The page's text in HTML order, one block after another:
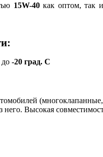
15W-40как оптом, так
-20 град. С
него. Высокая